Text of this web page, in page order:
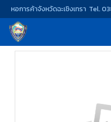
หอการค้าจังหวัดฉะเชิงเทรา Tel.